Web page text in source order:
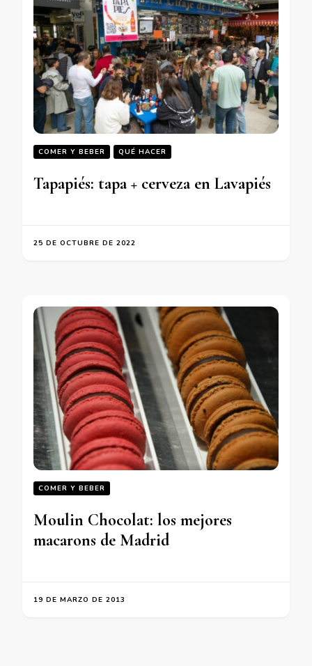
COMER Y BEBER QUÉ HACER
Tapapiés: tapa + cerveza en Lavapiés
25 DE OCTUBRE DE 2022
COMER Y BEBER
Moulin Chocolat: los mejores
macarons de Madrid
19 DE MARZO DE 2013